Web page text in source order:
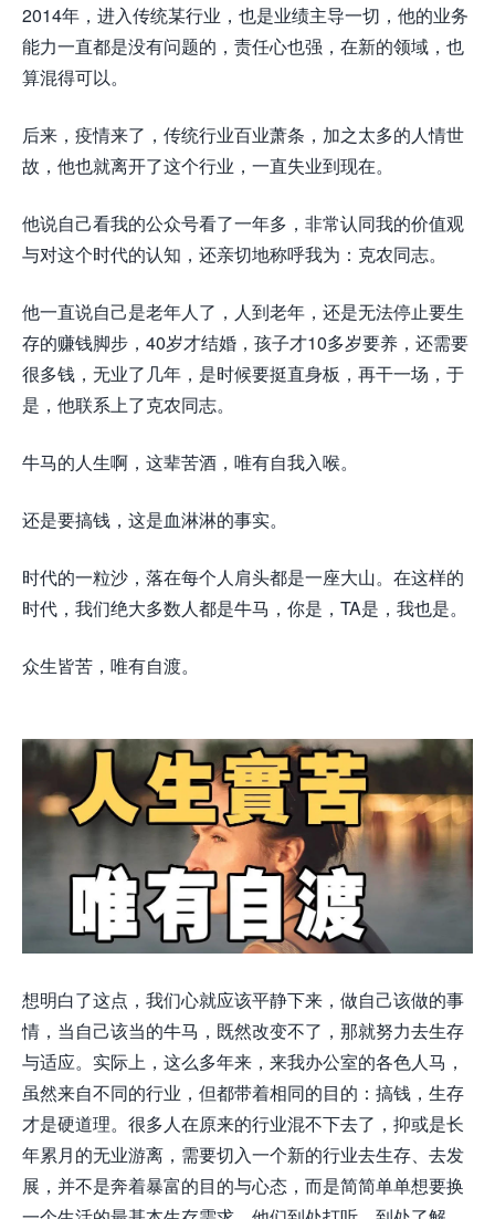
2014年，进入传统某行业，也是业绩主导一切，他的业务
能力一直都是没有问题的，责任心也强，在新的领域，也
算混得可以。
后来，疫情来了，传统行业百业萧条，加之太多的人情世
故，他也就离开了这个行业，一直失业到现在。
他说自己看我的公众号看了一年多，非常认同我的价值观
与对这个时代的认知，还亲切地称呼我为：克农同志。
他一直说自己是老年人了，人到老年，还是无法停止要生
存的赚钱脚步，40岁才结婚，孩子才10多岁要养，还需要
很多钱，无业了几年，是时候要挺直身板，再干一场，于
是，他联系上了克农同志。
牛马的人生啊，这辈苦酒，唯有自我入喉。
还是要搞钱，这是血淋淋的事实。
时代的一粒沙，落在每个人肩头都是一座大山。在这样的
时代，我们绝大多数人都是牛马，你是，TA是，我也是。
众生皆苦，唯有自渡。
想明白了这点，我们心就应该平静下来，做自己该做的事
情，当自己该当的牛马，既然改变不了，那就努力去生存
与适应。实际上，这么多年来，来我办公室的各色人马，
虽然来自不同的行业，但都带着相同的目的：搞钱，生存
才是硬道理。很多人在原来的行业混不下去了，抑或是长
年累月的无业游离，需要切入一个新的行业去生存、去发
展，并不是奔着暴富的目的与心态，而是简简单单想要换